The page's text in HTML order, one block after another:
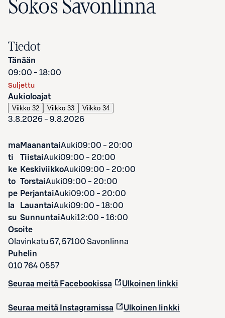
Sokos Savonlinna
Tiedot
Tänään
09:00 - 18:00
Suljettu
Aukioloajat
Viikko 32 Viikko 33 Viikko 34
3.8.2026 - 9.8.2026
ma MaanantaiAuki09:00 - 20:00
ti
TiistaiAuki09:00 - 20:00
ke KeskiviikkoAuki09:00 - 20:00
to TorstaiAuki09:00 - 20:00
pe PerjantaiAuki09:00 - 20:00
la
LauantaiAuki09:00 - 18:00
su SunnuntaiAuki12:00 - 16:00
Osoite
Olavinkatu 57, 57100 Savonlinna
Puhelin
010 764 0557
Seuraa meitä Facebookissa Ulkoinen linkki
Seuraa meitä Instagramissa Ulkoinen linkki